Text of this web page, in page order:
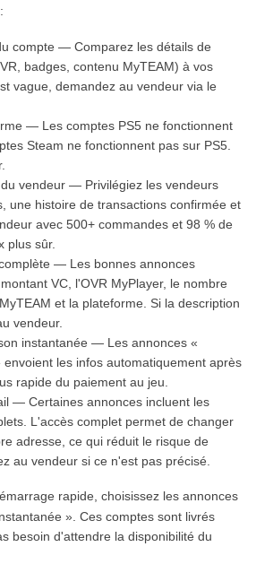
compte — Comparez les détails de
badges, contenu MyTEAM) à vos
vague, demandez au vendeur via le
— Les comptes PS5 ne fonctionnent
Steam ne fonctionnent pas sur PS5.
vendeur — Privilégiez les vendeurs
une histoire de transactions confirmée et
avec 500+ commandes et 98 % de
plus sûr.
— Les bonnes annonces
VC, l'OVR MyPlayer, le nombre
et la plateforme. Si la description
vendeur.
instantanée — Les annonces «
les infos automatiquement après
rapide du paiement au jeu.
— Certaines annonces incluent les
L'accès complet permet de changer
adresse, ce qui réduit le risque de
au vendeur si ce n'est pas précisé.
rapide, choisissez les annonces
». Ces comptes sont livrés
besoin d'attendre la disponibilité du